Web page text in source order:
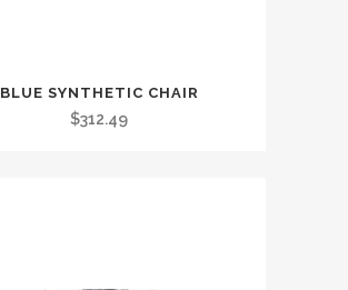
BLUE SYNTHETIC CHAIR
$312.49